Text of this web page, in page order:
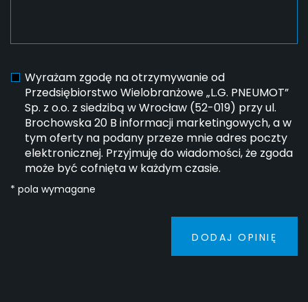
Wyrażam zgodę na otrzymywanie od
Przedsiębiorstwo Wielobranżowe „L.G. PNEUMOT”
Sp. z o.o. z siedzibą w Wrocław (52-019) przy ul.
Brochowska 20 B informacji marketingowych, a w
tym oferty na podany przeze mnie adres poczty
elektronicznej. Przyjmuję do wiadomości, że zgoda
może być cofnięta w każdym czasie.
* pola wymagane
DODAJ OPINIĘ